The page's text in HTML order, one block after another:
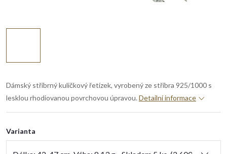
Dámský stříbrný kuličkový řetízek, vyrobený ze stříbra 925/1000 s
lesklou rhodiovanou povrchovou úpravou. Detailní informace
Varianta